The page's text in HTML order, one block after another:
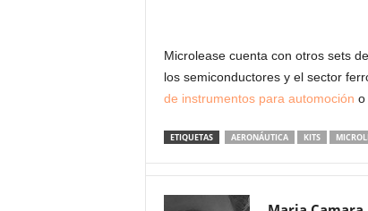
Microlease cuenta con otros sets
los semiconductores y el sector
de instrumentos para automoción o
ETIQUETAS AERONÁUTICA KITS